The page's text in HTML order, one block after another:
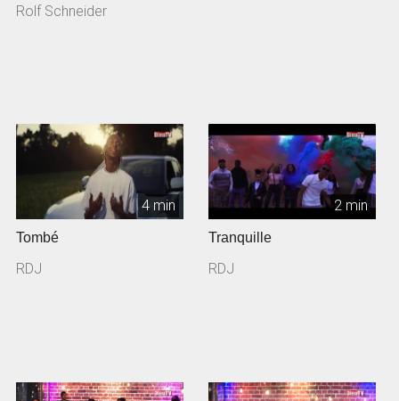
Rolf Schneider
4 min
Tombé
RDJ
2 min
Tranquille
RDJ